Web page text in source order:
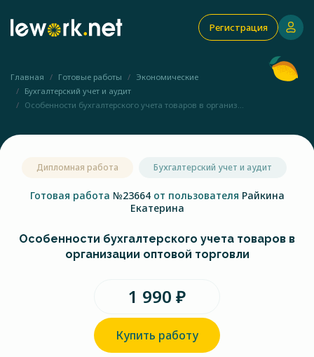
Регистрация
Главная Готовые работы
Экономические
Бухгалтерский учет и аудит
Особенности бухгалтерского учета товаров в организ...
Дипломная работа Бухгалтерский учет и аудит
Готовая работа №23664 от пользователя Райкина
Екатерина
Особенности бухгалтерского учета товаров в
организации оптовой торговли
1 990 ₽
Купить работу